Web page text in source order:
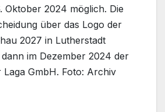
Oktober 2024 möglich. Die
über das Logo der
2027 in Lutherstadt
im Dezember 2024 der
GmbH. Foto: Archiv